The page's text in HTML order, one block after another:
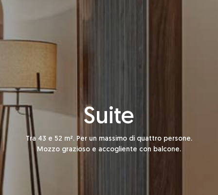
Suite
Tra 43 e 52 m². Per un massimo di quattro persone.
Mozzo grazioso e accogliente con balcone.